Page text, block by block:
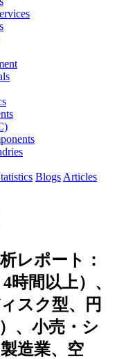
Blogs Articles
レポート：
時間以上）、
スク型、円
、小売・シ
造業、空